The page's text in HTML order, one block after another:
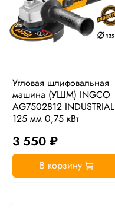
Угловая шлифовальная
машина (УШМ) INGCO
AG7502812 INDUSTRIAL
125 мм 0,75 кВт
3 550 ₽
В корзину